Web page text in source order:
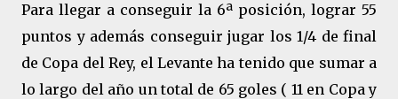
Para llegar a conseguir la 6ª posición, lograr 55
puntos y además conseguir jugar los 1/4 de final
de Copa del Rey, el Levante ha tenido que sumar a
lo largo del año un total de 65 goles ( 11 en Copa y